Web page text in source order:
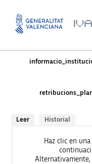
Leer Historial
Haz clic en
Alternativamente,